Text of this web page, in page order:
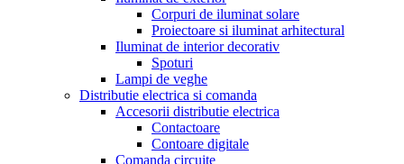
Corpuri de iluminat solare
Proiectoare si iluminat arhitectural
Iluminat de interior decorativ
Spoturi
Lampi de veghe
Distributie electrica si comanda
Accesorii distributie electrica
Contactoare
Contoare digitale
Comanda circuite